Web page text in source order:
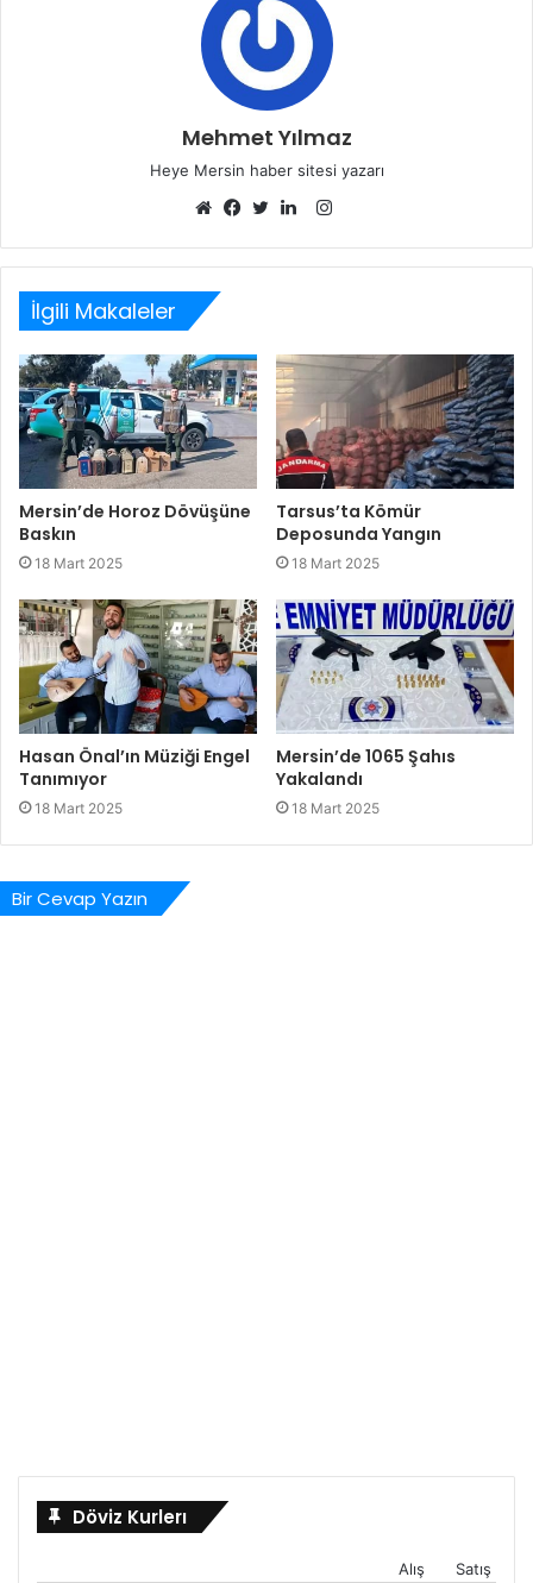
Mehmet Yılmaz
Heye Mersin haber sitesi yazarı
sitesi
Instagram
İlgili Makaleler
Mersin’de Horoz Dövüşüne
Baskın
18 Mart 2025
Tarsus’ta Kömür
Deposunda Yangın
18 Mart 2025
Hasan Önal’ın Müziği Engel
Tanımıyor
18 Mart 2025
Mersin’de 1065 Şahıs
Yakalandı
18 Mart 2025
Bir Cevap Yazın
Döviz Kurlerı
Satış
Alış